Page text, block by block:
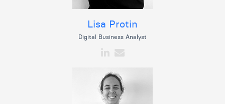
Lisa Protin
Digital Business Analyst